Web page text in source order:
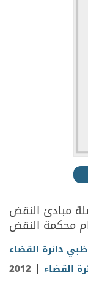
مبادئ النقض
محكمة النقض
ظبي دائرة القضاء
القضاء |
2012